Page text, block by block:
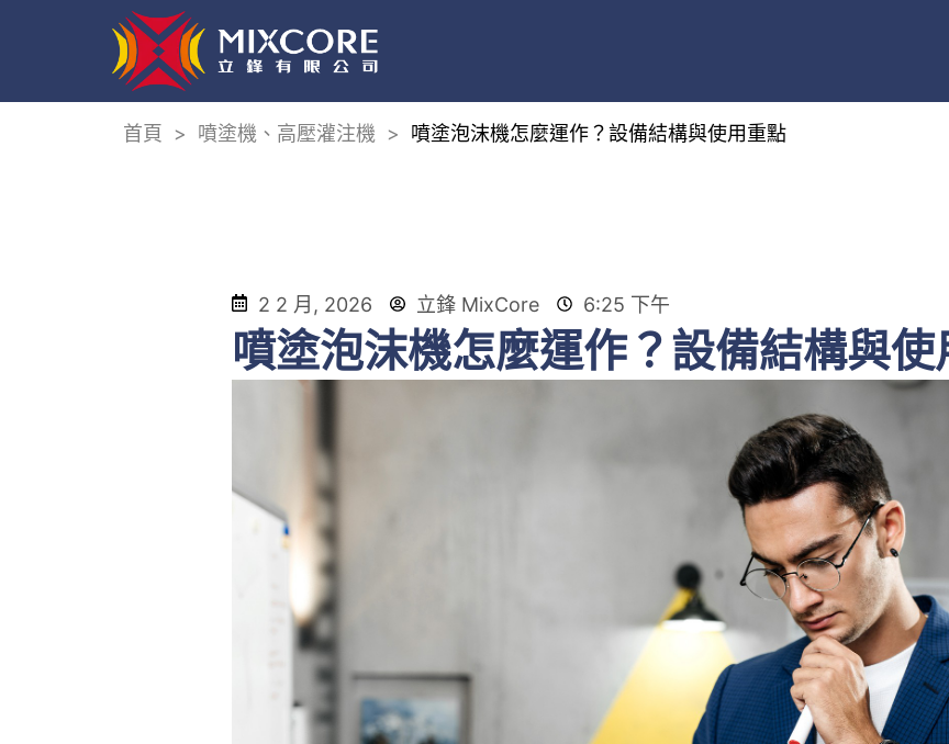
首頁 > 噴塗機、高壓灌注機 > 噴塗泡沫機怎麼運作？設備結構與使用重點
2 2 月, 2026 立鋒 MixCore 6:25 下午
噴塗泡沫機怎麼運作？設備結構與使